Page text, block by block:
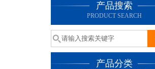
产品搜索
PRODUCT SEARCH
产品分类